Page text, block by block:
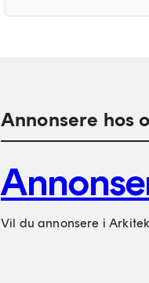
Annonsere hos
Vil du annonsere i